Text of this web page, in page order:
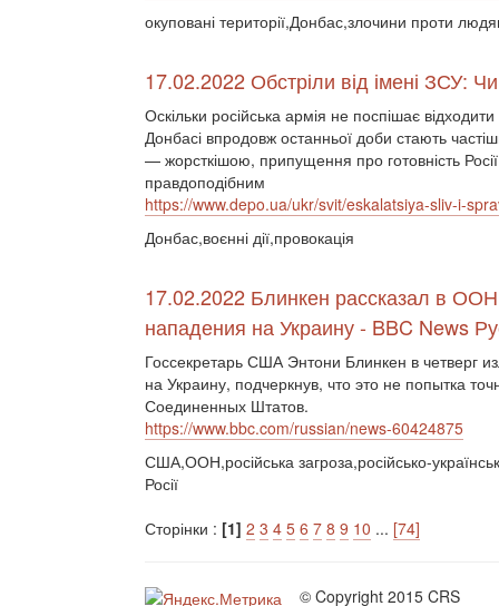
окуповані території,Донбас,злочини проти
17.02.2022 Обстріли від імені ЗСУ:
Оскільки російська армія не поспішає відходити
Донбасі впродовж останньої доби стають
— жорсткішою, припущення про готовність
правдоподібним
https://www.depo.ua/ukr/svit/eskalatsiya-sliv-i-
Донбас,воєнні дії,провокація
17.02.2022 Блинкен рассказал в
нападения на Украину - BBC News
Госсекретарь США Энтони Блинкен в четверг
на Украину, подчеркнув, что это не попытка
Соединенных Штатов.
https://www.bbc.com/russian/news-60424875
США,ООН,російська загроза,російсько-
Росії
Сторінки : [1] 2 3 4 5 6 7 8 9 10 ... [74]
© Copyright 2015 CRS